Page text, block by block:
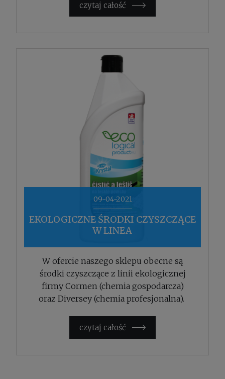
czytaj całość »
EKOLOGICZNE ŚRODKI CZYSZCZĄCE
W LINEA
09-04-2021
W ofercie naszego sklepu obecne są
środki czyszczące z linii ekologicznej
firmy Cormen (chemia gospodarcza)
oraz Diversey (chemia profesjonalna).
czytaj całość »